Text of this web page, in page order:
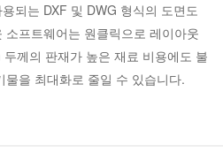
되는 DXF 및 DWG 형식의 도면도
프트웨어는 원클릭으로 레이아웃
께의 판재가 높은 재료 비용에도 불
을 최대화로 줄일 수 있습니다.